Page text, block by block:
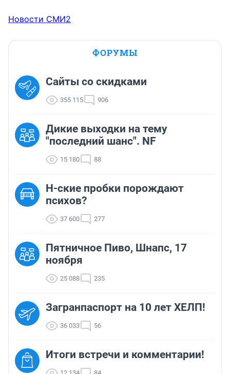
Новости СМИ2
ФОРУМЫ
Сайты со скидками
355 115 906
Дикие выходки на тему
"последний шанс". NF
15 180 88
Н-ские пробки порождают
психов?
37 600 277
Пятничное Пиво, Шнапс, 17
ноября
25 088 235
Загранпаспорт на 10 лет ХЕЛП!
36 033 56
Итоги встречи и комментарии!